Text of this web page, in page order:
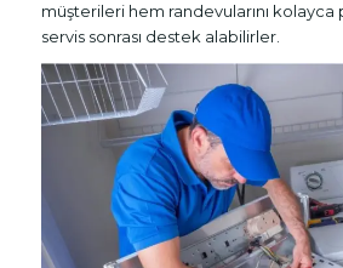
müşterileri hem randevularını
servis sonrası destek alabilirler.